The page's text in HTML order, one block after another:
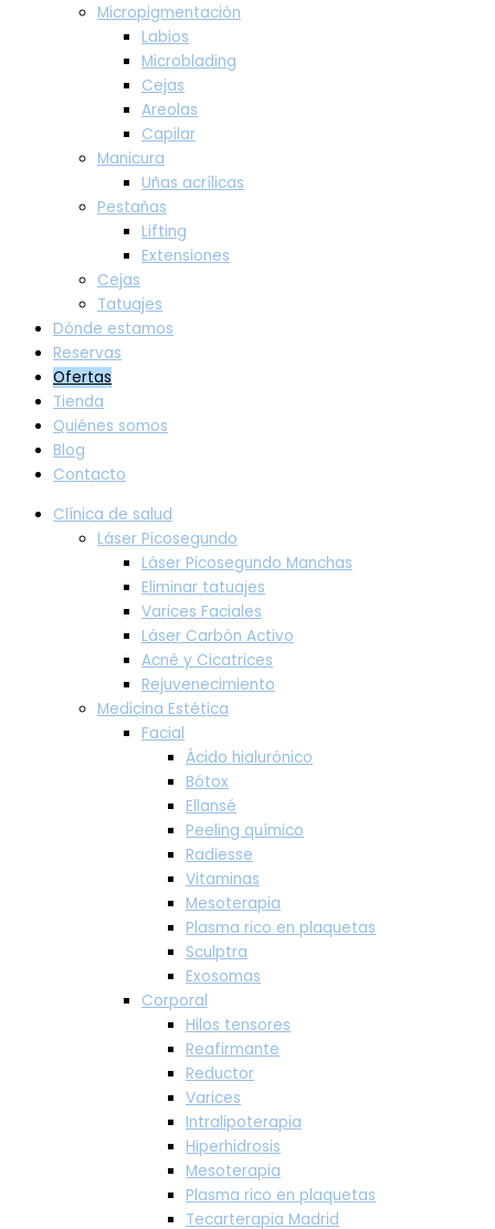
Micropigmentación
Labios
Microblading
Cejas
Areolas
Capilar
Manicura
Uñas acrílicas
Pestañas
Lifting
Extensiones
Cejas
Tatuajes
Dónde estamos
Reservas
Ofertas
Tienda
Quiénes somos
Blog
Contacto
Clínica de salud
Láser Picosegundo
Láser Picosegundo Manchas
Eliminar tatuajes
Varices Faciales
Láser Carbón Activo
Acné y Cicatrices
Rejuvenecimiento
Medicina Estética
Facial
Ácido hialurónico
Bótox
Ellansé
Peeling químico
Radiesse
Vitaminas
Mesoterapia
Plasma rico en plaquetas
Sculptra
Exosomas
Corporal
Hilos tensores
Reafirmante
Reductor
Varices
Intralipoterapia
Hiperhidrosis
Mesoterapia
Plasma rico en plaquetas
Tecarterapia Madrid